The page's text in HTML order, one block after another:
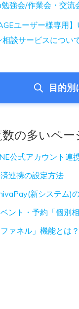
強会/作業会・交流
ユーザー様専用
相談サービスについ
目的別
の多いペー
公式アカウント連
連携の設定方法
新システム)
ント・予約「個別
ファネル」機能とは？